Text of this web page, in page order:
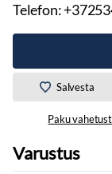
Telefon:
Salvesta
Paku vahetust
Varustus